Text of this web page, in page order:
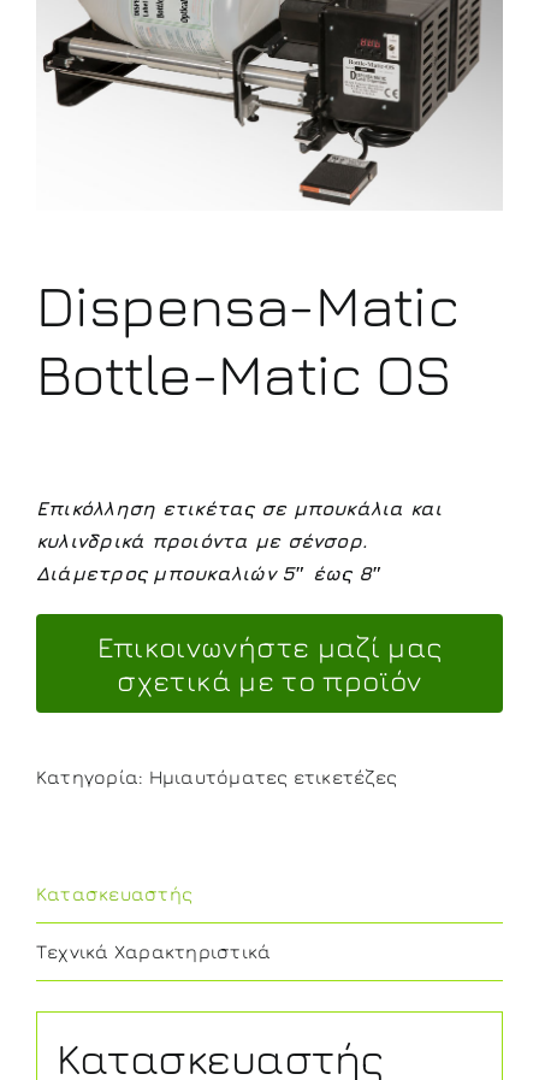
Dispensa-Matic
Bottle-Matic OS
Επικόλληση ετικέτας σε μπουκάλια και
κυλινδρικά προιόντα με σένσορ.
Διάμετρος μπουκαλιών 5″ έως 8″
Κατηγορία: Ημιαυτόματες ετικετέζες
Κατασκευαστής
Τεχνικά Χαρακτηριστικά
Κατασκευαστής